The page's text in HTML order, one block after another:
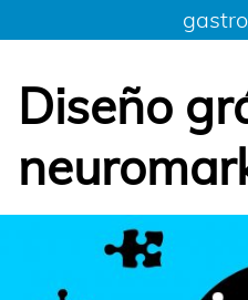
al
Diseño